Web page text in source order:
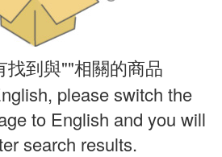
找到與""相關的商品
please switch the
to English and you will
search results.